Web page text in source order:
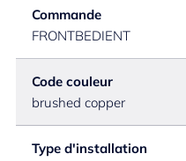
Commande
FRONTBEDIENT
Code couleur
brushed copper
Type d'installation